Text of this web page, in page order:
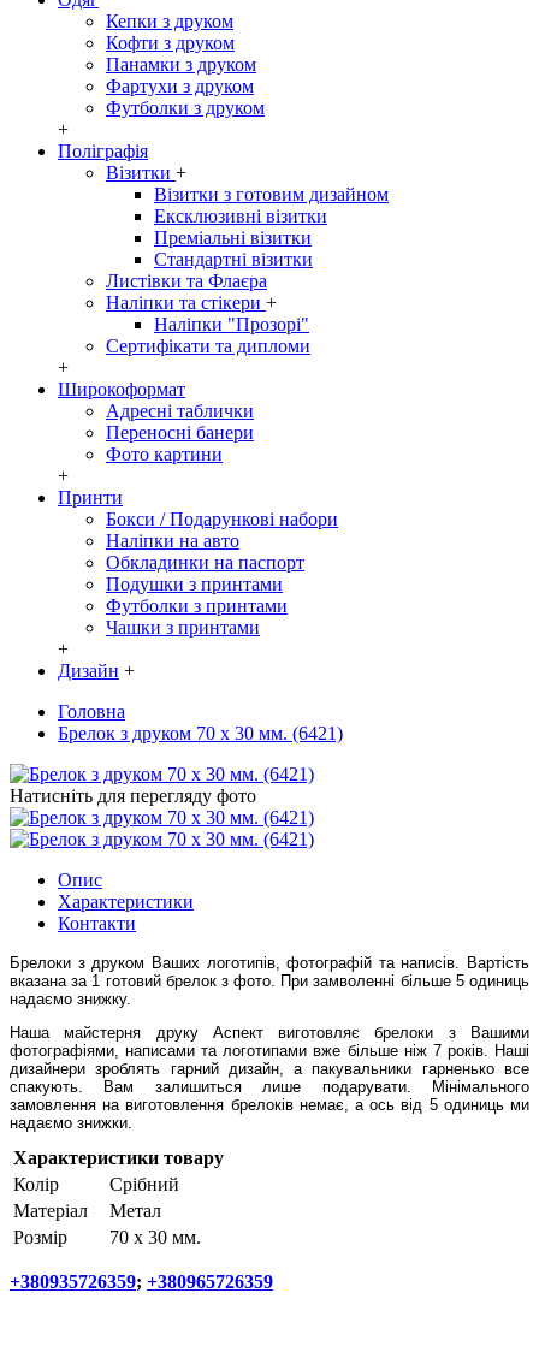
Кепки з друком
Кофти з друком
Панамки з друком
Фартухи з друком
Футболки з друком
+
Поліграфія
Візитки +
Візитки з готовим дизайном
Ексклюзивні візитки
Преміальні візитки
Стандартні візитки
Листівки та Флаєра
Наліпки та стікери +
Наліпки "Прозорі"
Сертифікати та дипломи
+
Широкоформат
Адресні таблички
Переносні банери
Фото картини
+
Принти
Бокси / Подарункові набори
Наліпки на авто
Обкладинки на паспорт
Подушки з принтами
Футболки з принтами
Чашки з принтами
+
Дизайн +
Головна
Брелок з друком 70 х 30 мм. (6421)
Натисніть для перегляду фото
Опис
Характеристики
Контакти
Брелоки з друком Ваших логотипів, фотографій та написів. Вартість
вказана за 1 готовий брелок з фото. При замволенні більше 5 одиниць
надаємо знижку.
Наша майстерня друку Аспект виготовляє брелоки з Вашими
фотографіями, написами та логотипами вже більше ніж 7 років. Наші
дизайнери зроблять гарний дизайн, а пакувальники гарненько все
спакують. Вам залишиться лише подарувати. Мінімального
замовлення на виготовлення брелоків немає, а ось від 5 одиниць ми
надаємо знижки.
Характеристики товару
Колір
Срібний
Матеріал
Метал
Розмір
70 х 30 мм.
+380935726359; +380965726359